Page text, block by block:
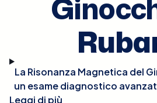
La Risonanza Magnetica del
un esame diagnostico
magnetici per ottenere
Leggi di più